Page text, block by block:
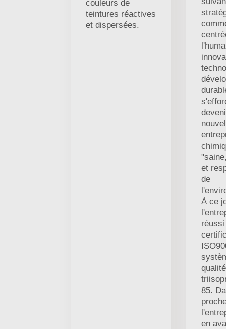
couleurs de
teintures réactives
et dispersées.
et
de
À ce
qualité
85.
en